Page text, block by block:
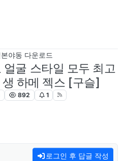
야동 다운로드
굴 스타일 모두 최고
하메 젝스 [구슬]
892 1
로그인 후 답글 작성